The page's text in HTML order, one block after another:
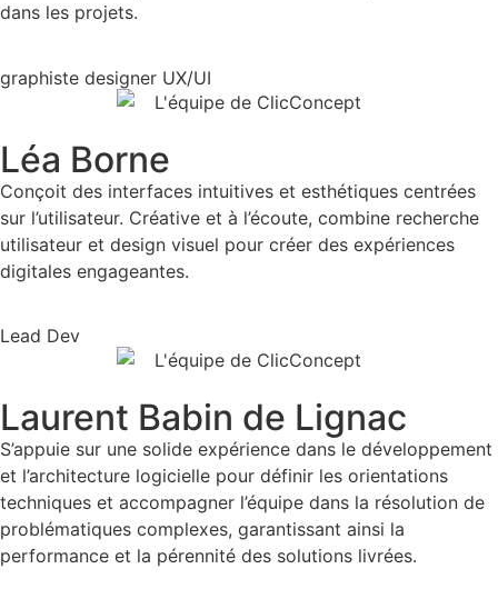
dans les projets.
graphiste designer UX/UI
Léa Borne
Conçoit des interfaces intuitives et esthétiques centrées
sur l’utilisateur. Créative et à l’écoute, combine recherche
utilisateur et design visuel pour créer des expériences
digitales engageantes.
Lead Dev
Laurent Babin de Lignac
S’appuie sur une solide expérience dans le développement
et l’architecture logicielle pour définir les orientations
techniques et accompagner l’équipe dans la résolution de
problématiques complexes, garantissant ainsi la
performance et la pérennité des solutions livrées.